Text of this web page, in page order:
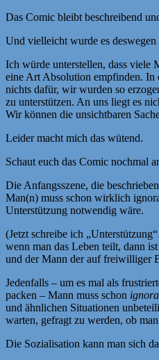
Das Comic bleibt beschreibend
Und vielleicht wurde es
Ich würde unterstellen, dass viele
eine Art Absolution empfinden. In
nichts dafür, wir wurden so
zu unterstützen. An uns liegt es
Wir können die unsichtbaren
Leider macht mich das wütend.
Schaut euch das Comic nochmal
Die Anfangsszene, die
Man(n) muss schon wirklich
Unterstützung notwendig wäre.
(Jetzt schreibe ich
wenn man das Leben teilt, dann
und der Mann der auf freiwilliger
Jedenfalls – um es mal als
packen – Mann muss schon
und ähnlichen Situationen
warten, gefragt zu werden, ob
Die Sozialisation kann man sich